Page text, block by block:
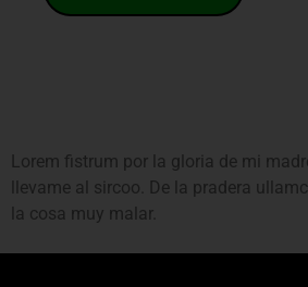
Lorem fistrum por la gloria de mi
llevame al sircoo. De la pradera
la cosa muy malar.